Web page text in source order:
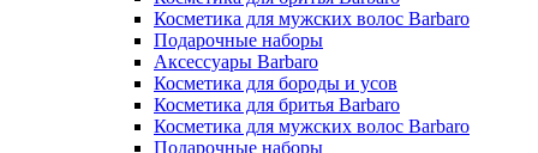
Косметика для мужских волос Barbaro
Подарочные наборы
Аксессуары Barbaro
Косметика для бороды и усов
Косметика для бритья Barbaro
Косметика для мужских волос Barbaro
Подарочные наборы